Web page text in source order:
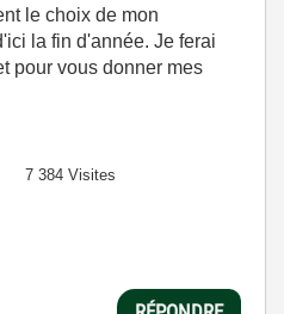
le choix de mon
la fin d'année. Je ferai
pour vous donner mes
7 384 Visites